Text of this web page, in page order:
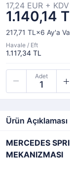
1.140,14
17,24 EUR + KDV
217,71 TL×6 Ay'a
Havale / Eft
1.117,34 TL
Adet
Ürün Açıklaması
MERCEDES
MEKANIZMASI